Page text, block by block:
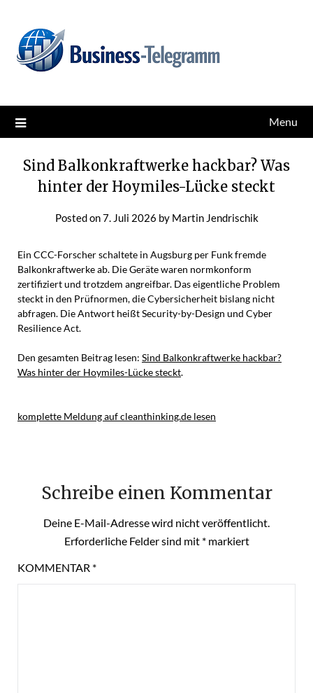
content
Business-Telegramm
Menu
Sind Balkonkraftwerke hackbar? Was
hinter der Hoymiles-Lücke steckt
Posted on7. Juli 2026 by Martin Jendrischik
Ein CCC-Forscher schaltete in Augsburg per Funk fremde
Balkonkraftwerke ab. Die Geräte waren normkonform
zertifiziert und trotzdem angreifbar. Das eigentliche Problem
steckt in den Prüfnormen, die Cybersicherheit bislang nicht
abfragen. Die Antwort heißt Security-by-Design und Cyber
Resilience Act.
Den gesamten Beitrag lesen: Sind Balkonkraftwerke hackbar?
Was hinter der Hoymiles-Lücke steckt.
komplette Meldung auf cleanthinking.de lesen
Schreibe einen Kommentar
Deine E-Mail-Adresse wird nicht veröffentlicht.
Erforderliche Felder sind mit *markiert
KOMMENTAR *